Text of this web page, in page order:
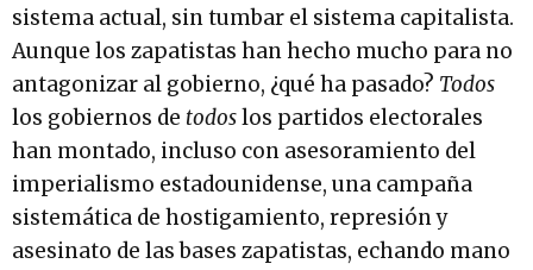
sistema actual, sin tumbar el sistema capitalista.
Aunque los zapatistas han hecho mucho para no
antagonizar al gobierno, ¿qué ha pasado? Todos
los gobiernos de todoslos partidos electorales
han montado, incluso con asesoramiento del
imperialismo estadounidense, una campaña
sistemática de hostigamiento, represión y
asesinato de las bases zapatistas, echando mano